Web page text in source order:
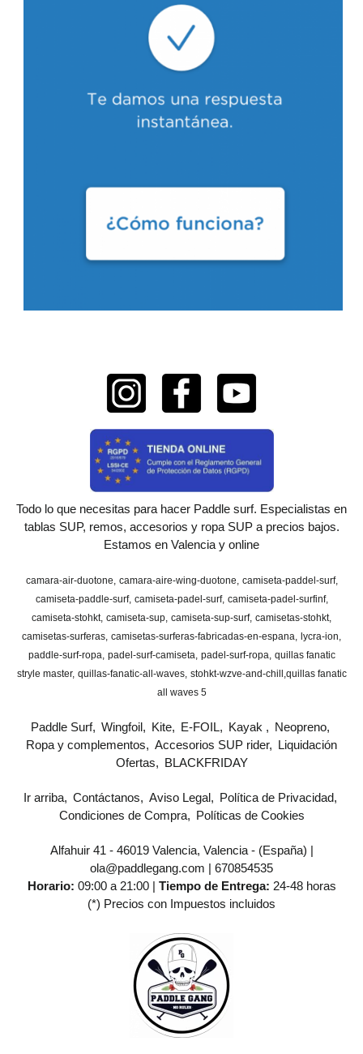
Todo lo que necesitas para hacer Paddle surf. Especialistas en
tablas SUP, remos, accesorios y ropa SUP a precios bajos.
Estamos en Valencia y online
camara-air-duotone camara-aire-wing-duotone camiseta-paddel-surf
camiseta-paddle-surf camiseta-padel-surf camiseta-padel-surfinf
camiseta-stohkt camiseta-sup camiseta-sup-surf camisetas-stohkt
camisetas-surferas camisetas-surferas-fabricadas-en-espana
lycra-ion
paddle-surf-ropa padel-surf-camiseta padel-surf-ropa quillas fanatic
stryle master quillas-fanatic-all-waves stohkt-wzve-and-chill
​quillas fanatic
all waves 5
Paddle Surf Wingfoil Kite E-FOIL Kayak
Neopreno
Ropa y complementos
Accesorios SUP rider
Liquidación
Ofertas
BLACKFRIDAY
Ir arriba Contáctanos Aviso Legal
Política de Privacidad
Condiciones de Compra
Políticas de Cookies
Alfahuir 41 - 46019 Valencia, Valencia - (España) |
ola@paddlegang.com | 670854535
Horario: 09:00 a 21:00 | Tiempo de Entrega: 24-48 horas
(*) Precios con Impuestos incluidos